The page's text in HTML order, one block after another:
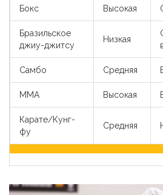
Бокс Высокая
Бразильское
джиу-джитсу
Низкая
Самбо Средняя
MMA Высокая
Карате/Кунг-
фу
Средняя